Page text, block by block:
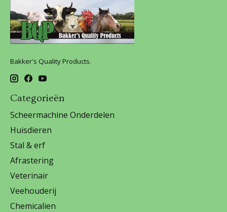
Bakker's Quality Products.
Categorieën
Scheermachine Onderdelen
Huisdieren
Stal & erf
Afrastering
Veterinair
Veehouderij
Chemicalien